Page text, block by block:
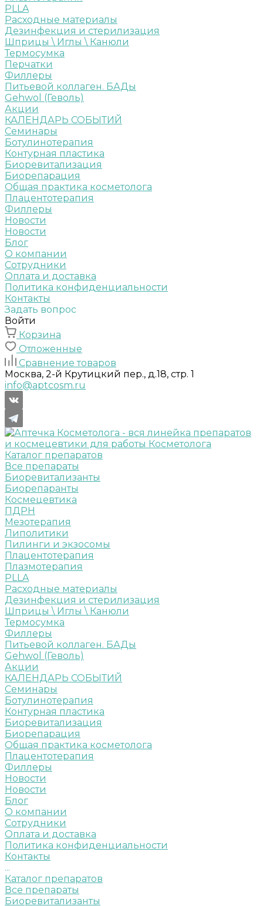
PLLA
Расходные материалы
Дезинфекция и стерилизация
Шприцы \ Иглы \ Канюли
Термосумка
Перчатки
Филлеры
Питьевой коллаген. БАДы
Gehwol (Геволь)
Акции
КАЛЕНДАРЬ СОБЫТИЙ
Семинары
Ботулинотерапия
Контурная пластика
Биоревитализация
Биорепарация
Общая практика косметолога
Плацентотерапия
Филлеры
Новости
Новости
Блог
О компании
Сотрудники
Оплата и доставка
Политика конфиденциальности
Контакты
Задать вопрос
Войти
Корзина
Отложенные
Сравнение товаров
Москва, 2-й Крутицкий пер., д.18, стр. 1
info@aptcosm.ru
Каталог препаратов
Все препараты
Биоревитализанты
Биорепаранты
Космецевтика
ПДРН
Мезотерапия
Липолитики
Пилинги и экзосомы
Плацентотерапия
Плазмотерапия
PLLA
Расходные материалы
Дезинфекция и стерилизация
Шприцы \ Иглы \ Канюли
Термосумка
Филлеры
Питьевой коллаген. БАДы
Gehwol (Геволь)
Акции
КАЛЕНДАРЬ СОБЫТИЙ
Семинары
Ботулинотерапия
Контурная пластика
Биоревитализация
Биорепарация
Общая практика косметолога
Плацентотерапия
Филлеры
Новости
Новости
Блог
О компании
Сотрудники
Оплата и доставка
Политика конфиденциальности
Контакты
...
Каталог препаратов
Все препараты
Биоревитализанты